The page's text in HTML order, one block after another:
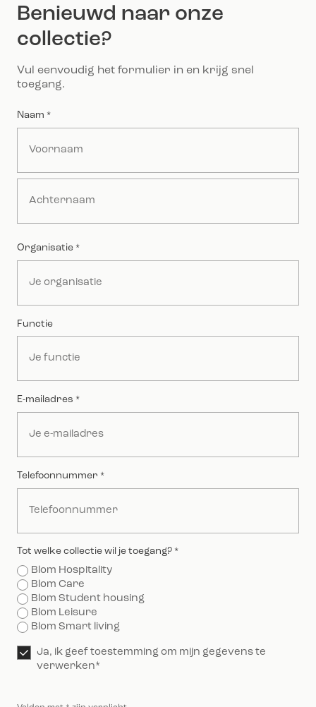
Benieuwd naar onze
collectie?
Vul eenvoudig het formulier in en krijg snel
toegang.
Naam *
Voornaam
Organisatie *
Functie
E-mailadres *
Telefoonnummer *
Tot welke collectie wil je toegang? *
Blom Hospitality
Blom Care
Blom Student housing
Blom Leisure
Blom Smart living
Toestemming
Ja, ik geef toestemming om mijn gegevens te
verwerken*